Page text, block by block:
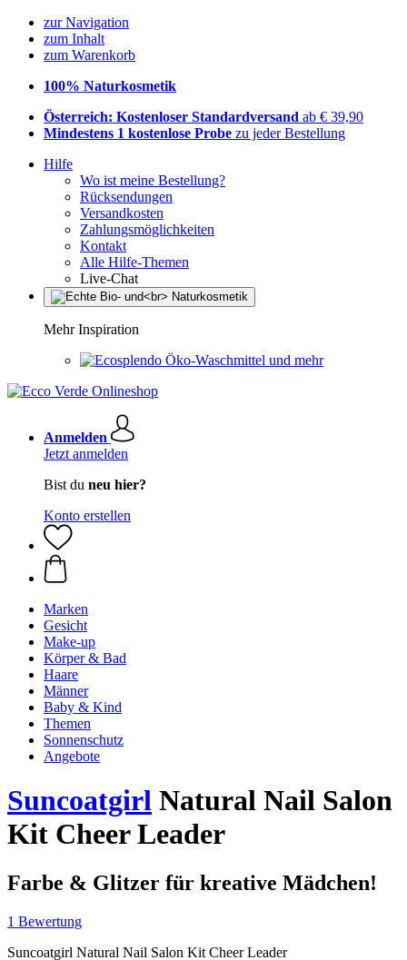
zur Navigation
zum Inhalt
zum Warenkorb
100% Naturkosmetik
Österreich: Kostenloser Standardversand ab € 39,90
Mindestens 1 kostenlose Probe zu jeder Bestellung
Hilfe
Wo ist meine Bestellung?
Rücksendungen
Versandkosten
Zahlungsmöglichkeiten
Kontakt
Alle Hilfe-Themen
Live-Chat
Mehr Inspiration
Öko-Waschmittel und mehr
Anmelden
Jetzt anmelden
Bist du neu hier?
Konto erstellen
Marken
Gesicht
Make-up
Körper & Bad
Haare
Männer
Baby & Kind
Themen
Sonnenschutz
Angebote
Suncoatgirl Natural Nail Salon
Kit Cheer Leader
Farbe & Glitzer für kreative Mädchen!
1 Bewertung
Suncoatgirl Natural Nail Salon Kit Cheer Leader